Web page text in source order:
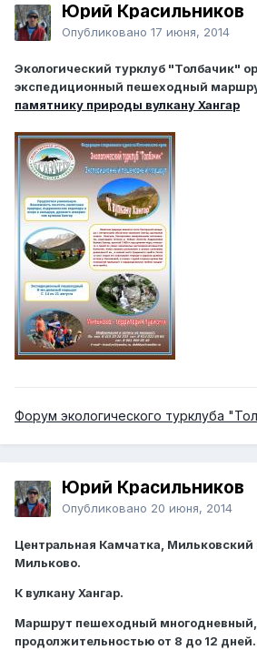
Юрий Красильников
Опубликовано 17 июня, 2014
Экологический турклуб "Толбачик"
экспедиционный пешеходный
памятнику природы вулкану Хангар
Форум экологического турклуба
Юрий Красильников
Опубликовано 20 июня, 2014
Центральная Камчатка, Мильковский
Мильково.
К вулкану Хангар.
Маршрут пешеходный многодневный,
продолжительностью от 8 до 12 дней.